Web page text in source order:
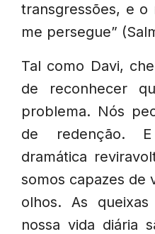
transgressões, e
me persegue”
Tal como Davi,
de reconhecer
problema. Nós
de redenção.
dramática
somos capazes de
olhos. As
nossa vida diária